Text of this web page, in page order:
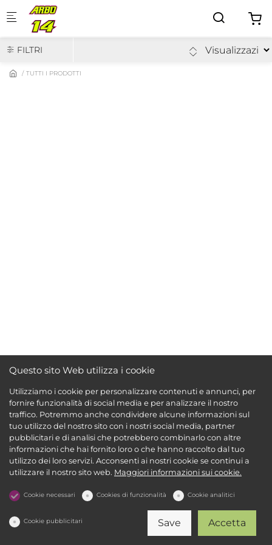
Skip to main content
FILTRI
TUTTI I PRODOTTI
Questo sito Web utilizza i cookie
Utilizziamo i cookie per personalizzare contenuti e annunci, per
fornire funzionalità di social media e per analizzare il nostro
traffico. Potremmo anche condividere alcune informazioni sul
tuo utilizzo del nostro sito con i nostri social media, partner
pubblicitari e di analisi che potrebbero combinarlo con altre
informazioni che hai fornito loro o che hanno raccolto dal tuo
utilizzo dei loro servizi. Acconsenti ai nostri cookie se continui a
utilizzare il nostro sito web. Maggiori informazioni sui cookie.
Cookie necessari Cookies di funzionalità Cookie analitici
Cookie pubblicitari Accetta
Save